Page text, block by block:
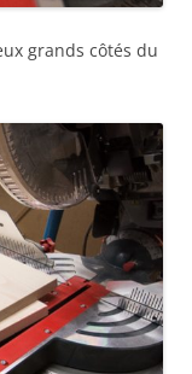
grands côtés du